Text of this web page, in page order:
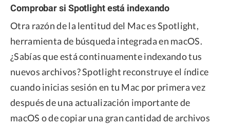
Comprobar si Spotlight está indexando
Otra razón de la lentitud del Mac es Spotlight,
herramienta de búsqueda integrada en macOS.
¿Sabías que está continuamente indexando tus
nuevos archivos? Spotlight reconstruye el índice
cuando inicias sesión en tu Mac por primera vez
después de una actualización importante de
macOS o de copiar una gran cantidad de archivos